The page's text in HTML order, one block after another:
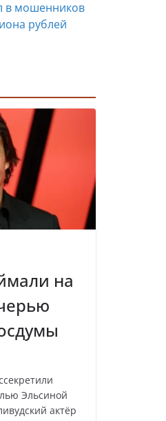
в мошенников
рублей
Кургана Елена
кабинете
вырезать ее
передач
вредные
о состоянии
бросили
на
Эльсиной
актёр